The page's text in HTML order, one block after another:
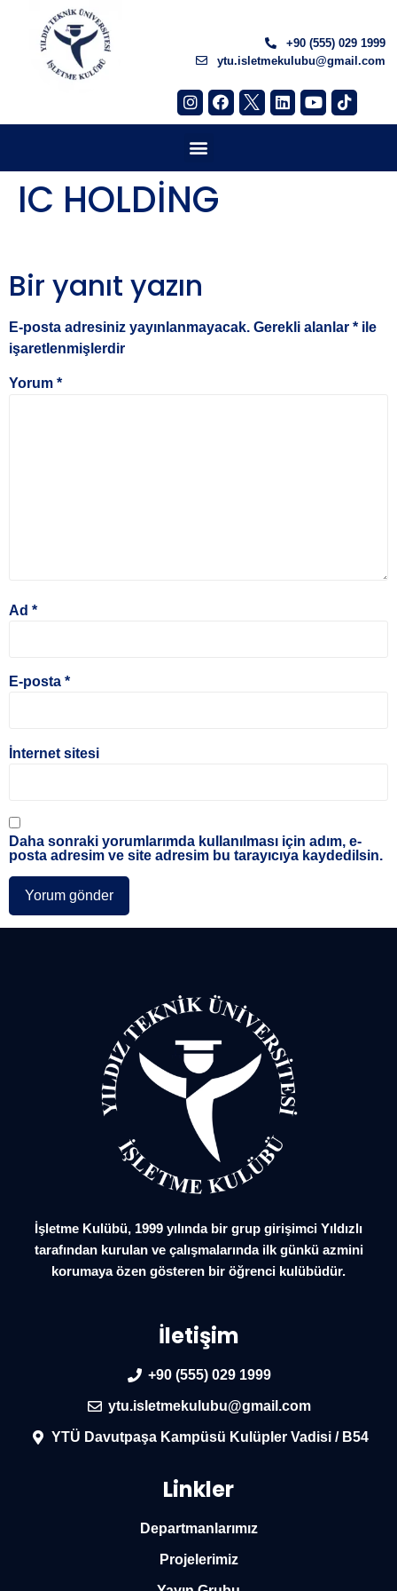
+90 (555) 029 1999
ytu.isletmekulubu@gmail.com
IC HOLDİNG
Bir yanıt yazın
E-posta adresiniz yayınlanmayacak. Gerekli alanlar * ile
işaretlenmişlerdir
Yorum *
Ad *
E-posta *
İnternet sitesi
Daha sonraki yorumlarımda kullanılması için adım, e-
posta adresim ve site adresim bu tarayıcıya kaydedilsin.
İşletme Kulübü, 1999 yılında bir grup girişimci Yıldızlı
tarafından kurulan ve çalışmalarında ilk günkü azmini
korumaya özen gösteren bir öğrenci kulübüdür.
İletişim
+90 (555) 029 1999
ytu.isletmekulubu@gmail.com
YTÜ Davutpaşa Kampüsü Kulüpler Vadisi / B54
Linkler
Departmanlarımız
Projelerimiz